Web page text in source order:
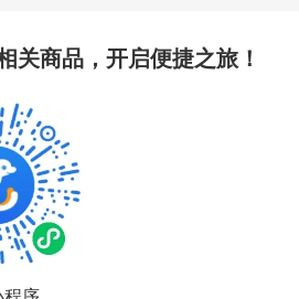
关商品，开启便捷之旅！